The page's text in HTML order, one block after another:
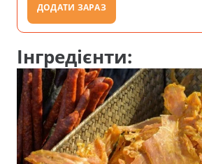
ДОДАТИ ЗАРАЗ
Інгредієнти: